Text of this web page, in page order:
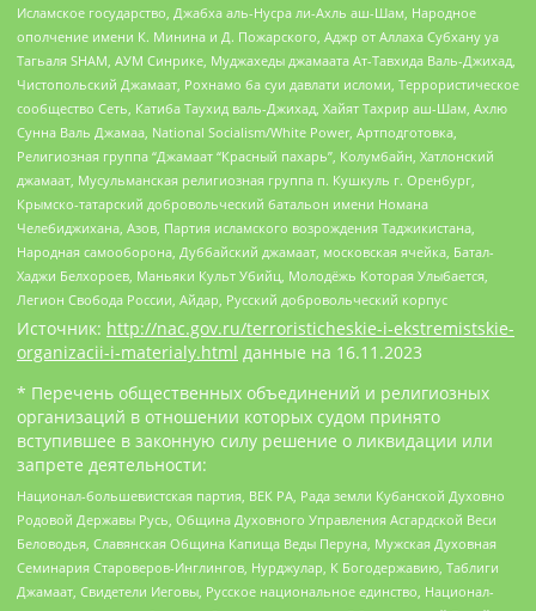
Исламское государство, Джабха аль-Нусра ли-Ахль аш-Шам, Народное
ополчение имени К. Минина и Д. Пожарского, Аджр от Аллаха Субхану уа
Тагьаля SHAM, АУМ Синрике, Муджахеды джамаата Ат-Тавхида Валь-Джихад,
Чистопольский Джамаат, Рохнамо ба суи давлати исломи, Террористическое
сообщество Сеть, Катиба Таухид валь-Джихад, Хайят Тахрир аш-Шам, Ахлю
Сунна Валь Джамаа, National Socialism/White Power, Артподготовка,
Религиозная группа “Джамаат “Красный пахарь”, Колумбайн, Хатлонский
джамаат, Мусульманская религиозная группа п. Кушкуль г. Оренбург,
Крымско-татарский добровольческий батальон имени Номана
Челебиджихана, Азов, Партия исламского возрождения Таджикистана,
Народная самооборона, Дуббайский джамаат, московская ячейка, Батал-
Хаджи Белхороев, Маньяки Культ Убийц, Молодёжь Которая Улыбается,
Легион Свобода России, Айдар, Русский добровольческий корпус
Источник: http://nac.gov.ru/terroristicheskie-i-ekstremistskie-
organizacii-i-materialy.html данные на 16.11.2023
* Перечень общественных объединений и религиозных
организаций в отношении которых судом принято
вступившее в законную силу решение о ликвидации или
запрете деятельности:
Национал-большевистская партия, ВЕК РА, Рада земли Кубанской Духовно
Родовой Державы Русь, Община Духовного Управления Асгардской Веси
Беловодья, Славянская Община Капища Веды Перуна, Мужская Духовная
Семинария Староверов-Инглингов, Нурджулар, К Богодержавию, Таблиги
Джамаат, Свидетели Иеговы, Русское национальное единство, Национал-